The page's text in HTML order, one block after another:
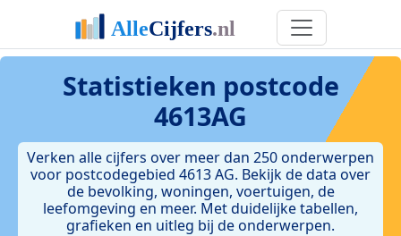
Statistieken postcode
4613AG
Verken alle cijfers over meer dan 250 onderwerpen
voor postcodegebied 4613 AG. Bekijk de data over
de bevolking, woningen, voertuigen, de
leefomgeving en meer. Met duidelijke tabellen,
grafieken en uitleg bij de onderwerpen.